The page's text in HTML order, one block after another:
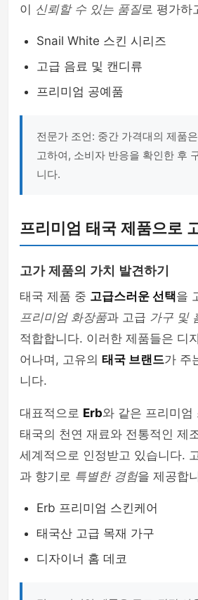
이 신뢰할 수 있는 품질로 평가하
Snail White 스킨 시리즈
고급 음료 및 캔디류
프리미엄 공예품
전문가 조언: 중간 가격대의 제품은
고하여, 소비자 반응을 확인한 후
니다.
프리미엄 태국 제품으로
고가 제품의 가치 발견하기
태국 제품 중 고급스러운 선택을
프리미엄 화장품과 고급 가구 및
적합합니다. 이러한 제품들은 디
어나며, 고유의 태국 브랜드가 주
니다.
대표적으로 Erb와 같은 프리미엄
태국의 천연 재료와 전통적인 제
세계적으로 인정받고 있습니다.
과 향기로 특별한 경험을 제공합
Erb 프리미엄 스킨케어
태국산 고급 목재 가구
디자이너 홈 데코